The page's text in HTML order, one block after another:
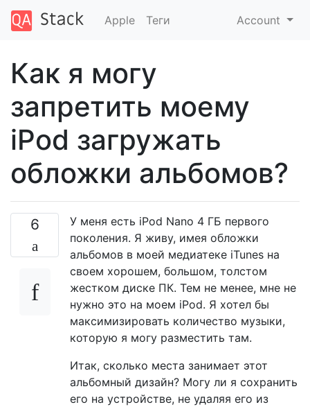
Apple Теги Account
Как я могу
запретить моему
iPod загружать
обложки альбомов?
6
У меня есть iPod Nano 4 ГБ первого
поколения. Я живу, имея обложки
альбомов в моей медиатеке iTunes на
своем хорошем, большом, толстом
жестком диске ПК. Тем не менее, мне не
нужно это на моем iPod. Я хотел бы
максимизировать количество музыки,
которую я могу разместить там.
Итак, сколько места занимает этот
альбомный дизайн? Могу ли я сохранить
его на устройстве, не удаляя его из